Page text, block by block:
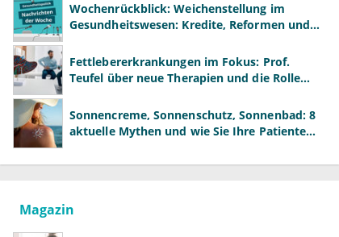
Wochenrückblick: Weichenstellung im
Gesundheitswesen: Kredite, Reformen und
Fettlebererkrankungen im Fokus: Prof.
Teufel über neue Therapien und die Rolle
Sonnencreme, Sonnenschutz, Sonnenbad: 8
aktuelle Mythen und wie Sie Ihre Patienten
Magazin